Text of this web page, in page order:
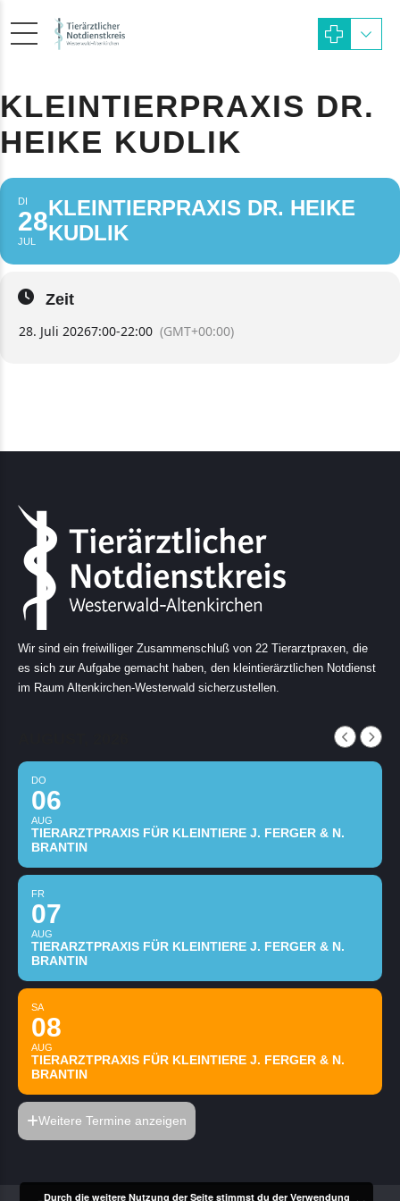
KLEINTIERPRAXIS DR.
HEIKE KUDLIK
DI
28
JUL
KLEINTIERPRAXIS DR. HEIKE
KUDLIK
Zeit
28. Juli 20267:00-22:00 (GMT+00:00)
Wir sind ein freiwilliger Zusammenschluß von 22 Tierarztpraxen, die
es sich zur Aufgabe gemacht haben, den kleintierärztlichen Notdienst
im Raum Altenkirchen-Westerwald sicherzustellen.
DO
06
AUG
TIERARZTPRAXIS FÜR KLEINTIERE J. FERGER & N.
BRANTIN
FR
07
AUG
TIERARZTPRAXIS FÜR KLEINTIERE J. FERGER & N.
BRANTIN
SA
08
AUG
TIERARZTPRAXIS FÜR KLEINTIERE J. FERGER & N.
BRANTIN
Weitere Termine anzeigen
Durch die weitere Nutzung der Seite stimmst du der Verwendung